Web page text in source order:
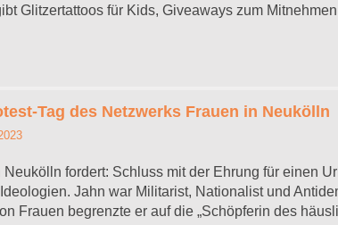
Glitzertattoos für Kids, Giveaways zum
Tag des Netzwerks Frauen in Neukölln
fordert: Schluss mit der Ehrung für einen
Jahn war Militarist, Nationalist und
Frauen begrenzte er auf die „Schöpferin des